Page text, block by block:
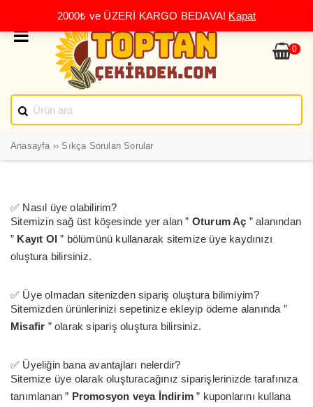
0
Anasayfa ›› Sıkça Sorulan Sorular
✅ Nasıl üye olabilirim?
Sitemizin sağ üst köşesinde yer alan ” Oturum Aç ” alanından
” Kayıt Ol ” bölümünü kullanarak sitemize üye kaydınızı
oluştura bilirsiniz.
✅ Üye olmadan sitenizden sipariş oluştura bilimiyim?
Sitemizden ürünlerinizi sepetinize ekleyip ödeme alanında ”
Misafir ” olarak sipariş oluştura bilirsiniz.
✅ Üyeliğin bana avantajları nelerdir?
Sitemize üye olarak oluşturacağınız siparişlerinizde tarafınıza
tanımlanan ” Promosyon veya İndirim ” kuponlarını kullana
2000₺ ve ÜZERİ KARGO BEDAVA! Kapat